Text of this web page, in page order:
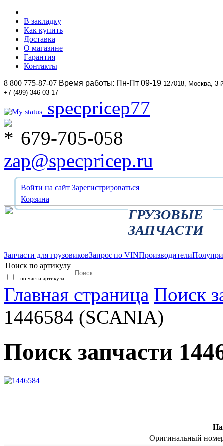
В закладку
Как купить
Доставка
О магазине
Гарантия
Контакты
8 800 775-87-07 Время работы: Пн-Пт 09-19 127018, Москва,
+7 (499) 346-03-17
specpricep77
679-705-058
zap@specpricep.ru
Войти на сайт Зарегистрироваться
Корзина
ГРУЗОВЫЕ
ЗАПЧАСТИ
Запчасти для грузовиковЗапрос по VINПроизводители
Поиск по артикулу
- по части артикула
Главная страница Поиск
1446584 (SCANIA)
Поиск запчасти
Оригинальный